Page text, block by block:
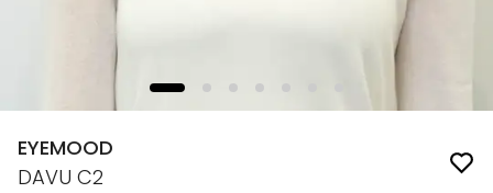
EYEMOOD
DAVU C2